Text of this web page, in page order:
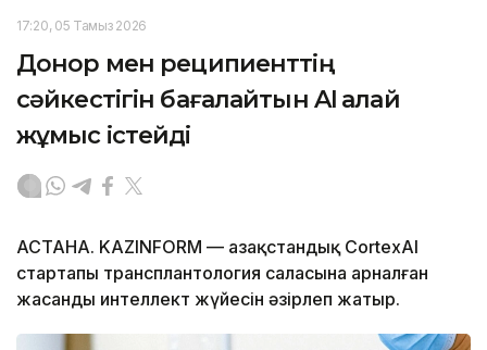
17:20, 05 Тамыз 2026
Донор мен реципиенттің
сәйкестігін бағалайтын AI қалай
жұмыс істейді
АСТАНА. KAZINFORM — Қазақстандық CortexAI
стартапы трансплантология саласына арналған
жасанды интеллект жүйесін әзірлеп жатыр.